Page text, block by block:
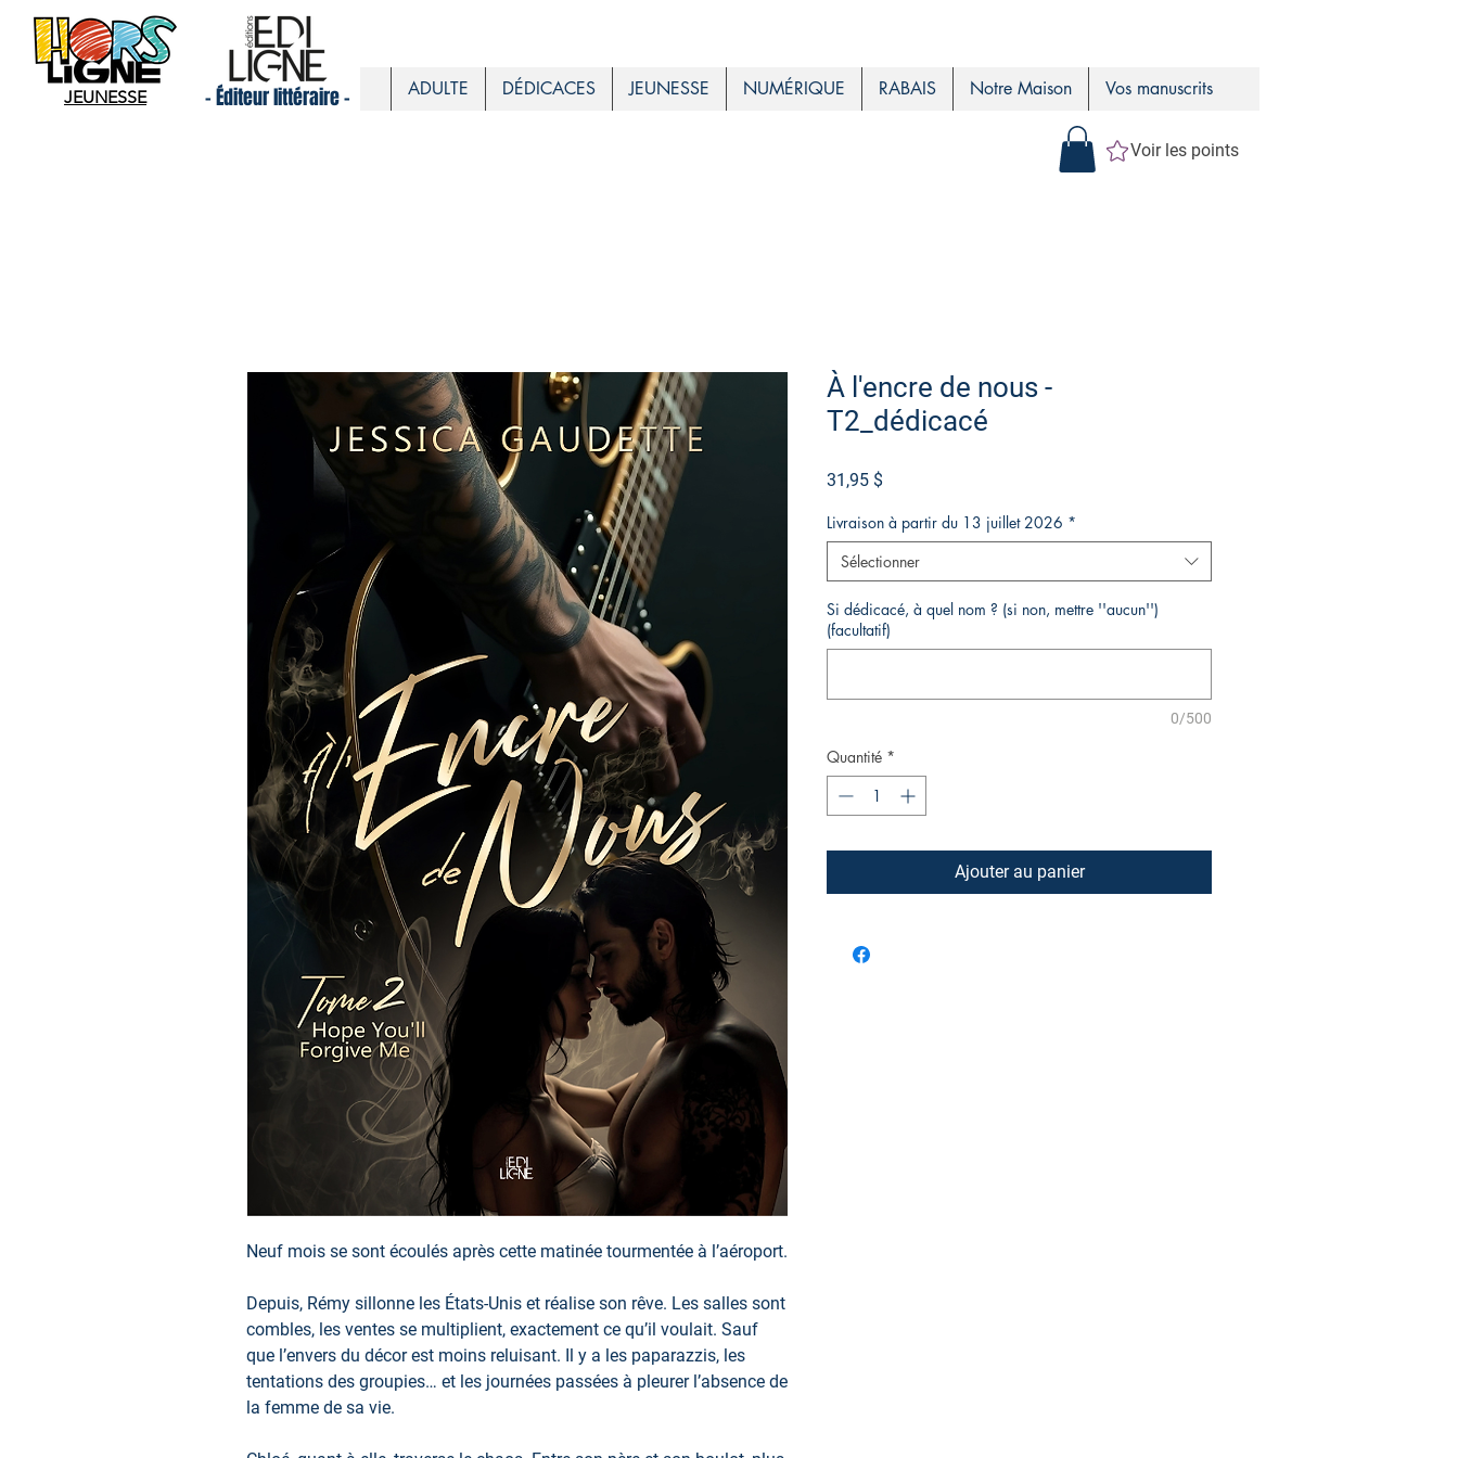
JEUNESSE - Éditeur littéraire - ADULTE DÉDICACES JEUNESSE NUMÉRIQUE RABAIS Notre Maison Vos manuscrits
Voir les points
Neuf mois se sont écoulés après cette matinée tourmentée à l’aéroport.
Depuis, Rémy sillonne les États-Unis et réalise son rêve. Les salles sont
combles, les ventes se multiplient, exactement ce qu’il voulait. Sauf
que l’envers du décor est moins reluisant. Il y a les paparazzis, les
tentations des groupies… et les journées passées à pleurer l’absence de
la femme de sa vie.
À l'encre de nous -
T2_dédicacé
31,95 $Prix
Livraison à partir du 13 juillet 2026 *
Sélectionner
Si dédicacé, à quel nom ? (si non, mettre ''aucun'')
(facultatif)
0/500
Quantité *
Ajouter au panier